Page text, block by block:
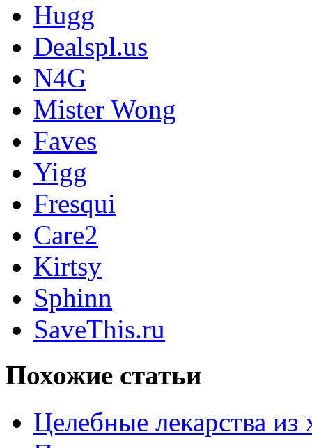
Hugg
Dealspl.us
N4G
Mister Wong
Faves
Yigg
Fresqui
Care2
Kirtsy
Sphinn
SaveThis.ru
Похожие статьи
Целебные лекарства из